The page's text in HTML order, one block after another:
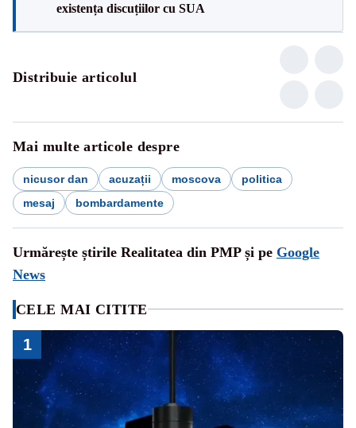
existența discuțiilor cu SUA
Distribuie articolul
Mai multe articole despre
nicusor dan acuzații moscova
politica
mesaj
bombardamente
Urmărește știrile Realitatea din PMP și pe Google
News
CELE MAI CITITE
1